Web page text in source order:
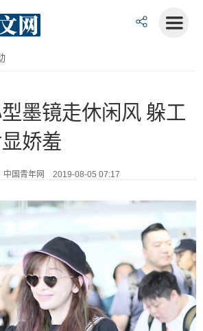
墨镜走休闲风 躲工
娇羞
中国青年网 2019-08-05 07:17